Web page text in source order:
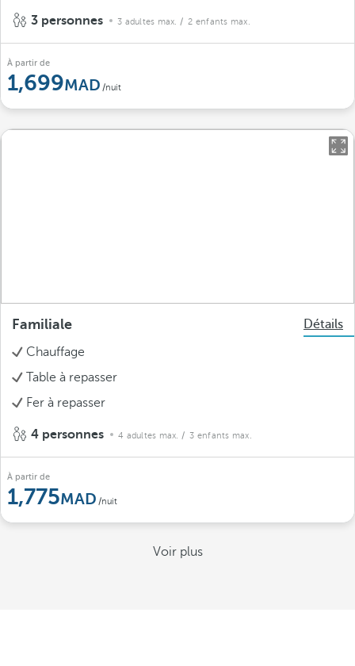
3 personnes 3 adultes max. / 2 enfants max.
À partir de
1,699 /nuit
Familiale
Détails
Chauffage
Table à repasser
Fer à repasser
4 personnes 4 adultes max. / 3 enfants max.
À partir de
1,775 /nuit
Voir plus